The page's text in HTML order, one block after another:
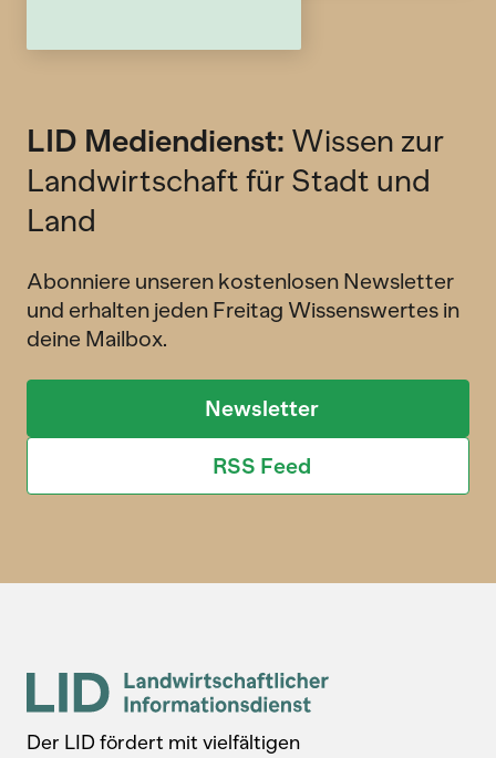
LID Mediendienst: Wissen zur
Landwirtschaft für Stadt und
Land
Abonniere unseren kostenlosen Newsletter
und erhalten jeden Freitag Wissenswertes in
deine Mailbox.
Newsletter
RSS Feed
Der LID fördert mit vielfältigen